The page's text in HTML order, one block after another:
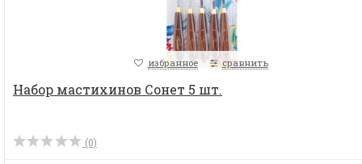
избранное сравнить
Набор мастихинов Сонет 5 шт.
(0)